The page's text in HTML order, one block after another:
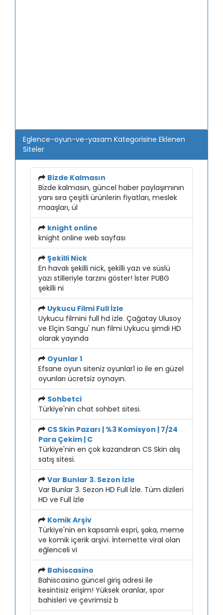
Eglence-oyun-ve-yasam Kategorisine Eklenen
Siteler
Bizde Kalmasın
Bizde kalmasın, güncel haber paylaşımının
yanı sıra çeşitli ürünlerin fiyatları, meslek
maaşları, ül
knight online
knight online web sayfası
Şekilli Nick
En havalı şekilli nick, şekilli yazı ve süslü
yazı stilleriyle tarzını göster! İster PUBG
şekilli ni
Uykucu Filmi Full İzle
Uykucu filmini full hd izle. Çağatay Ulusoy
ve Elçin Sangu' nun filmi Uykucu şimdi HD
olarak yayında
Oyunlar 1
Efsane oyun siteniz oyunlar1 io ile en güzel
oyunları ücretsiz oynayın.
Sohbetci
Türkiye'nin chat sohbet sitesi.
CS Skin Pazarı | %3 Komisyon | 7/24
Para Çekim | C
Türkiye'nin en çok kazandıran CS Skin alış
satış sitesi.
Var Bunlar 3. Sezon İzle
Var Bunlar 3. Sezon HD Full İzle. Tüm dizileri
HD ve Full İzle
Komik Arşiv
Türkiye'nin en kapsamlı espri, şaka, meme
ve komik içerik arşivi. İnternette viral olan
eğlenceli vi
Bahiscasino
Bahiscasino güncel giriş adresi ile
kesintisiz erişim! Yüksek oranlar, spor
bahisleri ve çevrimsiz b